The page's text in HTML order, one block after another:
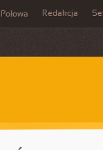
Połowa Redakcja